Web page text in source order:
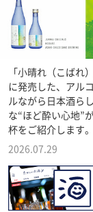
「小晴れ（こばれ
に発売した、アル
ルながら日本酒ら
な“ほど酔い心地”
杯をご紹介します。
2026.07.29